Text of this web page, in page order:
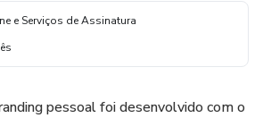
e Serviços de Assinatura
pessoal foi desenvolvido com o